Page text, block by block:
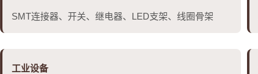
SMT连接器、开关、继电器、LED支架、线圈骨架
工业设备